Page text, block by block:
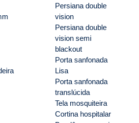
Persiana double
vision
Persiana double
vision semi
blackout
Porta sanfonada
Lisa
Porta sanfonada
translúcida
Tela mosquiteira
Cortina hospitalar